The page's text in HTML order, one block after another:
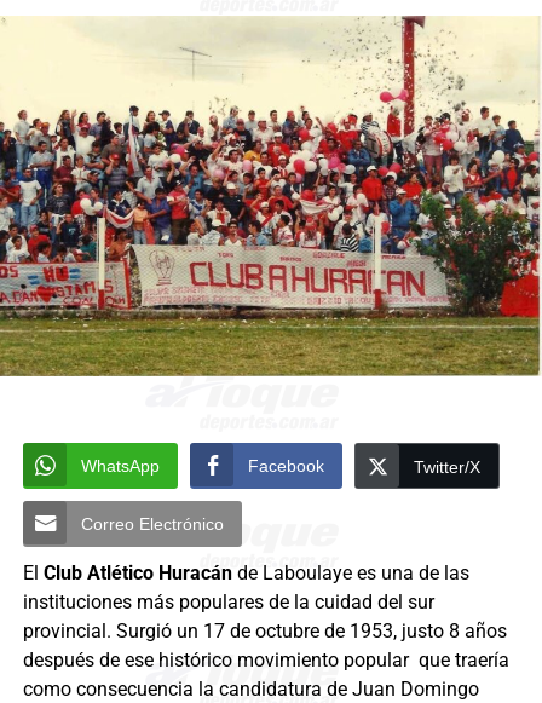
WhatsApp Facebook Twitter/X
Correo Electrónico
El Club Atlético Huracánde Laboulaye es una de las
instituciones más populares de la cuidad del sur
provincial. Surgió un 17 de octubre de 1953, justo 8 años
después de ese histórico movimiento popular que traería
como consecuencia la candidatura de Juan Domingo